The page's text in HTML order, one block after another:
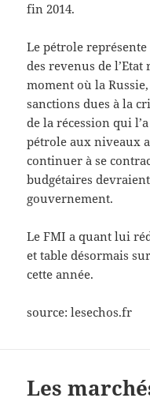
fin 2014.
Le pétrole
des revenus de
moment où la
sanctions dues à la
de la récession qui
pétrole aux niveaux
continuer à se
budgétaires
gouvernement.
Le FMI a quant lui
et table désormais
cette année.
source: lesechos.fr
Les